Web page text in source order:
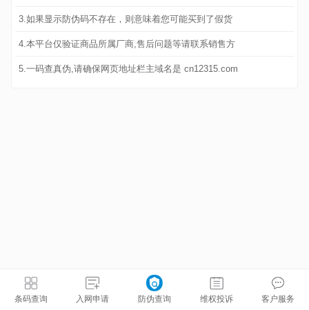
3.如果显示防伪码不存在，则意味着您可能买到了假货
4.本平台仅验证商品所属厂商,售后问题等请联系销售方
5.一码查真伪,请确保网页地址栏主域名是 cn12315.com
条码查询 入网申请 防伪查询 维权投诉 客户服务